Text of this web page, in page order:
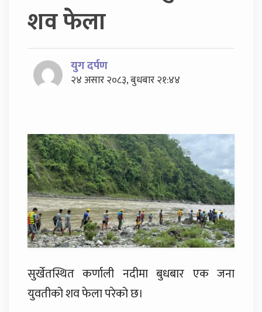
शव फेला
युग दर्पण
२४ असार २०८३, बुधबार २१:४४
सुर्खेतस्थित कर्णाली नदीमा बुधबार एक जना
युवतीको शव फेला परेको छ।